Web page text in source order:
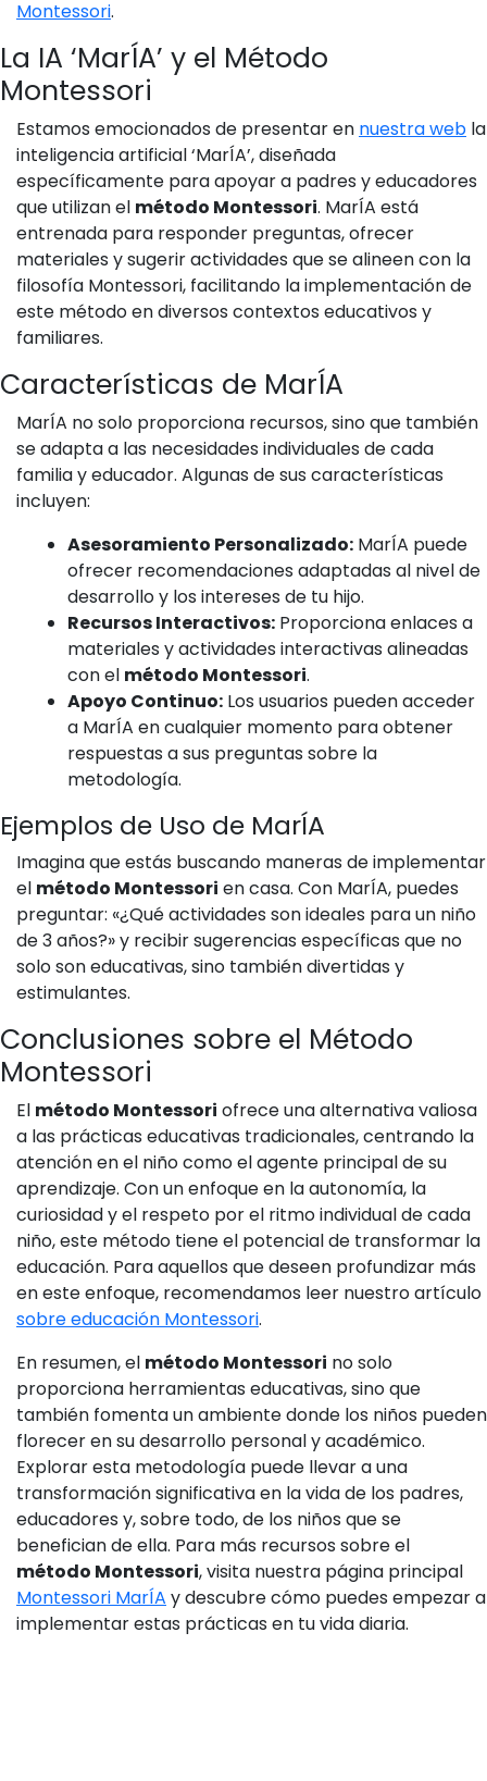
Montessori.
La IA ‘MarÍA’ y el Método
Montessori
Estamos emocionados de presentar en nuestra web la
inteligencia artificial ‘MarÍA’, diseñada
específicamente para apoyar a padres y educadores
que utilizan el método Montessori. MarÍA está
entrenada para responder preguntas, ofrecer
materiales y sugerir actividades que se alineen con la
filosofía Montessori, facilitando la implementación de
este método en diversos contextos educativos y
familiares.
Características de MarÍA
MarÍA no solo proporciona recursos, sino que también
se adapta a las necesidades individuales de cada
familia y educador. Algunas de sus características
incluyen:
Asesoramiento Personalizado: MarÍA puede
ofrecer recomendaciones adaptadas al nivel de
desarrollo y los intereses de tu hijo.
Recursos Interactivos: Proporciona enlaces a
materiales y actividades interactivas alineadas
con el método Montessori.
Apoyo Continuo: Los usuarios pueden acceder
a MarÍA en cualquier momento para obtener
respuestas a sus preguntas sobre la
metodología.
Ejemplos de Uso de MarÍA
Imagina que estás buscando maneras de implementar
el método Montessori en casa. Con MarÍA, puedes
preguntar: «¿Qué actividades son ideales para un niño
de 3 años?» y recibir sugerencias específicas que no
solo son educativas, sino también divertidas y
estimulantes.
Conclusiones sobre el Método
Montessori
El método Montessori ofrece una alternativa valiosa
a las prácticas educativas tradicionales, centrando la
atención en el niño como el agente principal de su
aprendizaje. Con un enfoque en la autonomía, la
curiosidad y el respeto por el ritmo individual de cada
niño, este método tiene el potencial de transformar la
educación. Para aquellos que deseen profundizar más
en este enfoque, recomendamos leer nuestro artículo
sobre educación Montessori.
En resumen, el método Montessori no solo
proporciona herramientas educativas, sino que
también fomenta un ambiente donde los niños pueden
florecer en su desarrollo personal y académico.
Explorar esta metodología puede llevar a una
transformación significativa en la vida de los padres,
educadores y, sobre todo, de los niños que se
benefician de ella. Para más recursos sobre el
método Montessori, visita nuestra página principal
Montessori MarÍA y descubre cómo puedes empezar a
implementar estas prácticas en tu vida diaria.